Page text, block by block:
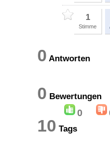
1
Stimme
0
0
0
10